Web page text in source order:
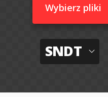
Wybierz pliki
SNDT